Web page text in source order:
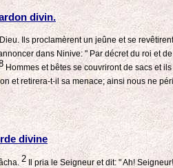
divin.
Ils proclamèrent un jeûne et se
dans Ninive: " Par décret du roi et
Hommes et bêtes se couvriront de sacs et
et retirera-t-il sa menace; ainsi nous ne
divine
2 Il pria le Seigneur et dit: " Ah!